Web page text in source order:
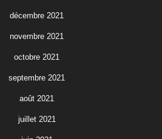
décembre 2021
novembre 2021
octobre 2021
septembre 2021
août 2021
juillet 2021